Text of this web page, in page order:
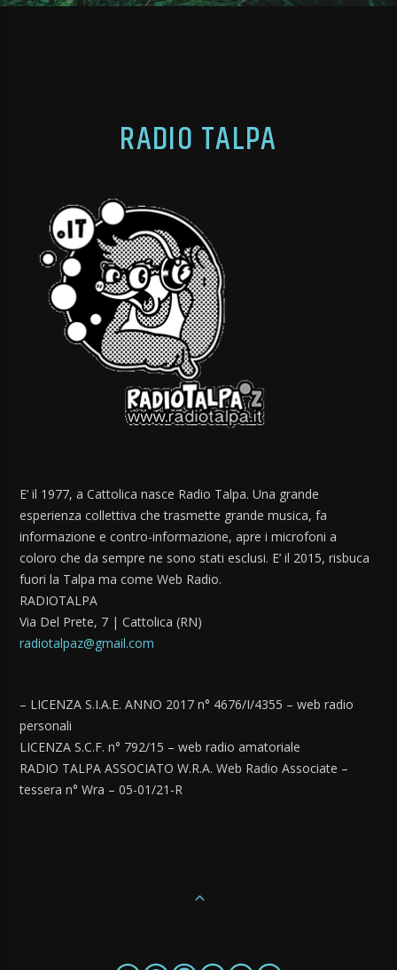
RADIO TALPA
E’ il 1977, a Cattolica nasce Radio Talpa. Una grande
esperienza collettiva che trasmette grande musica, fa
informazione e contro-informazione, apre i microfoni a
coloro che da sempre ne sono stati esclusi. E’ il 2015, risbuca
fuori la Talpa ma come Web Radio.
RADIOTALPA
Via Del Prete, 7 | Cattolica (RN)
radiotalpaz@gmail.com
– LICENZA S.I.A.E. ANNO 2017 n° 4676/I/4355 – web radio
personali
LICENZA S.C.F. n° 792/15 – web radio amatoriale
RADIO TALPA ASSOCIATO W.R.A. Web Radio Associate –
tessera n° Wra – 05-01/21-R